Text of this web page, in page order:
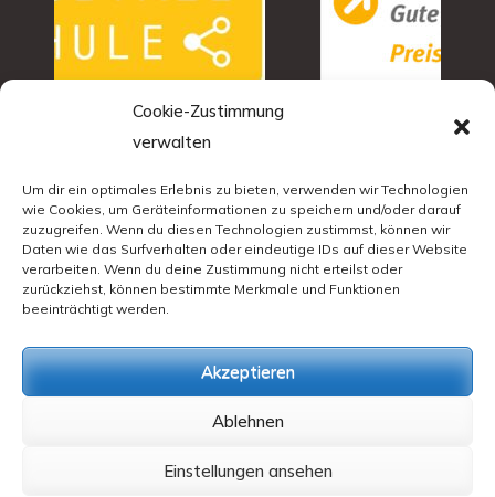
Cookie-Zustimmung
verwalten
Um dir ein optimales Erlebnis zu bieten, verwenden wir Technologien
wie Cookies, um Geräteinformationen zu speichern und/oder darauf
zuzugreifen. Wenn du diesen Technologien zustimmst, können wir
Daten wie das Surfverhalten oder eindeutige IDs auf dieser Website
verarbeiten. Wenn du deine Zustimmung nicht erteilst oder
zurückziehst, können bestimmte Merkmale und Funktionen
beeinträchtigt werden.
Akzeptieren
Ablehnen
Einstellungen ansehen